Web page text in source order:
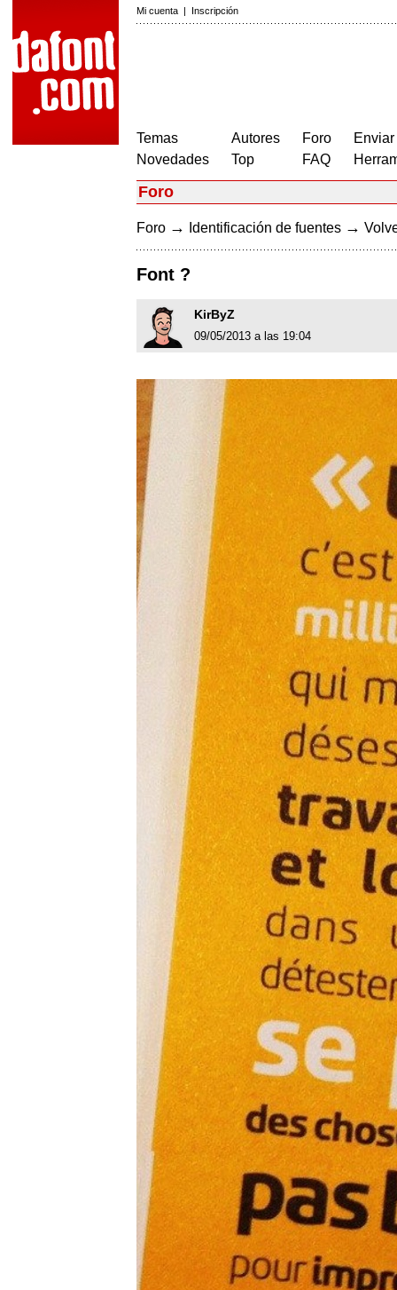
Mi cuenta | Inscripción
Temas
Novedades
Autores
Top
Foro
FAQ
Foro
Foro → Identificación de fuentes →
Font ?
KirByZ
09/05/2013 a las 19:04